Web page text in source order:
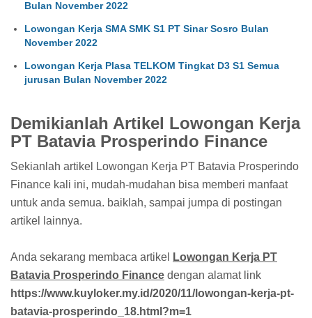
Bulan November 2022
Lowongan Kerja SMA SMK S1 PT Sinar Sosro Bulan
November 2022
Lowongan Kerja Plasa TELKOM Tingkat D3 S1 Semua
jurusan Bulan November 2022
Demikianlah Artikel Lowongan Kerja
PT Batavia Prosperindo Finance
Sekianlah artikel Lowongan Kerja PT Batavia Prosperindo
Finance kali ini, mudah-mudahan bisa memberi manfaat
untuk anda semua. baiklah, sampai jumpa di postingan
artikel lainnya.
Anda sekarang membaca artikel
Lowongan Kerja PT
Batavia Prosperindo Finance dengan alamat link
https://www.kuyloker.my.id/2020/11/lowongan-kerja-pt-
batavia-prosperindo_18.html?m=1